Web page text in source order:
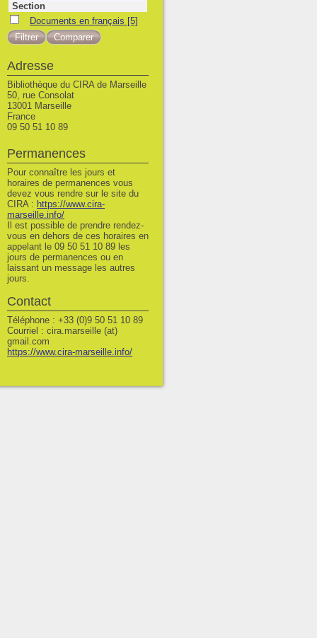
Section
Documents en français
Documents en français [5]
Adresse
Bibliothèque du CIRA de Marseille
50, rue Consolat
13001 Marseille
France
09 50 51 10 89
Permanences
Pour connaître les jours et
horaires de permanences vous
devez vous rendre sur le site du
CIRA : https://www.cira-
marseille.info/
Il est possible de prendre rendez-
vous en dehors de ces horaires en
appelant le 09 50 51 10 89 les
jours de permanences ou en
laissant un message les autres
jours.
Contact
Téléphone : +33 (0)9 50 51 10 89
Courriel : cira.marseille (at)
gmail.com
https://www.cira-marseille.info/